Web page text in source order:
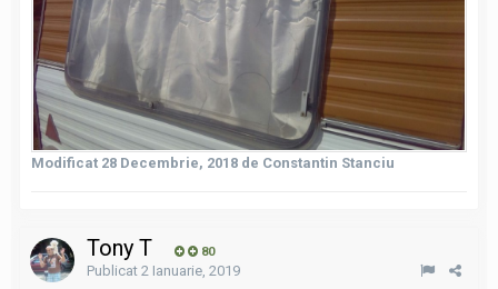
Modificat 28 Decembrie, 2018 de Constantin Stanciu
Tony T 80
Publicat 2 Ianuarie, 2019